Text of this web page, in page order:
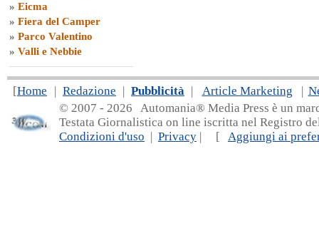
» Eicma
» Fiera del Camper
» Parco Valentino
» Valli e Nebbie
[Home | Redazione | Pubblicità | Article Marketing |
© 2007 - 2026 Automania® Media Press è un
Testata Giornalistica on line iscritta nel Registro
Condizioni d'uso | Privacy | [ Aggiungi ai